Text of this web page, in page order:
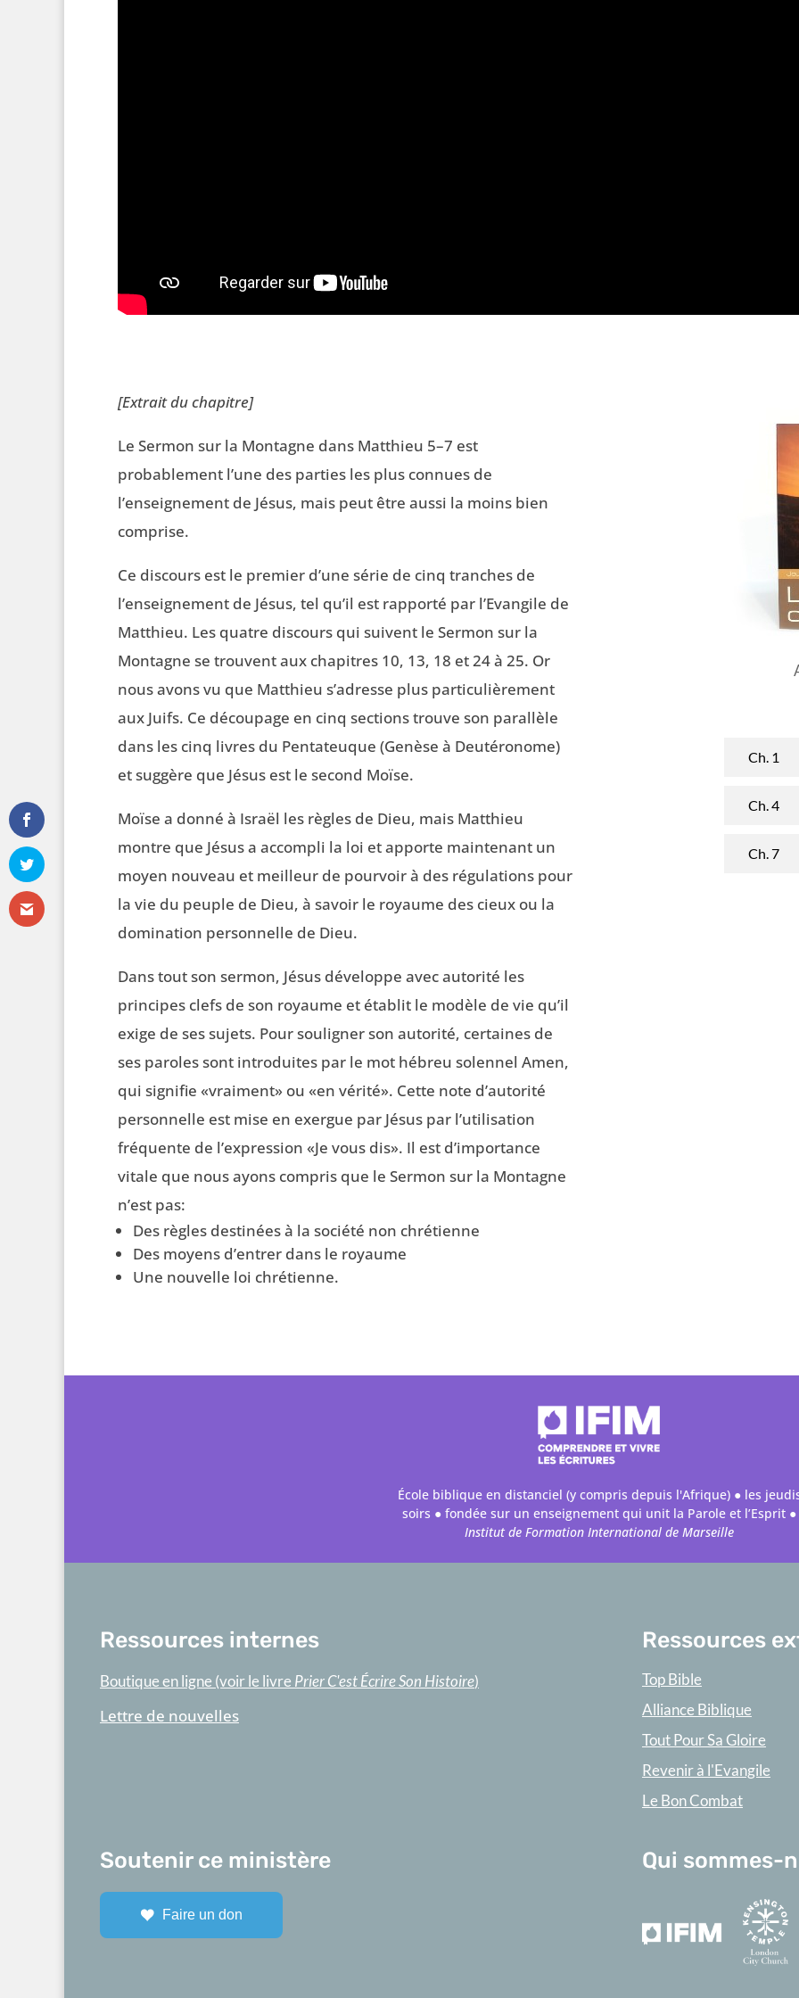
[Extrait du chapitre]
Le Sermon sur la Montagne dans Matthieu 5–7 est
probablement l’une des parties les plus connues de
l’enseignement de Jésus, mais peut être aussi la moins bien
comprise.
Ce discours est le premier d’une série de cinq tranches de
l’enseignement de Jésus, tel qu’il est rapporté par l’Evangile de
Matthieu. Les quatre discours qui suivent le Sermon sur la
Montagne se trouvent aux chapitres 10, 13, 18 et 24 à 25. Or
nous avons vu que Matthieu s’adresse plus particulièrement
aux Juifs. Ce découpage en cinq sections trouve son parallèle
dans les cinq livres du Pentateuque (Genèse à Deutéronome)
et suggère que Jésus est le second Moïse.
Moïse a donné à Israël les règles de Dieu, mais Matthieu
montre que Jésus a accompli la loi et apporte maintenant un
moyen nouveau et meilleur de pourvoir à des régulations pour
la vie du peuple de Dieu, à savoir le royaume des cieux ou la
domination personnelle de Dieu.
Dans tout son sermon, Jésus développe avec autorité les
principes clefs de son royaume et établit le modèle de vie qu’il
exige de ses sujets. Pour souligner son autorité, certaines de
ses paroles sont introduites par le mot hébreu solennel Amen,
qui signifie «vraiment» ou «en vérité». Cette note d’autorité
personnelle est mise en exergue par Jésus par l’utilisation
fréquente de l’expression «Je vous dis». Il est d’importance
vitale que nous ayons compris que le Sermon sur la Montagne
n’est pas:
Des règles destinées à la société non chrétienne
Des moyens d’entrer dans le royaume
Une nouvelle loi chrétienne.
Ch. 1
Ch. 4
Ch. 7
École biblique en distanciel (y compris depuis l'Afrique) ● les
soirs ● fondée sur un enseignement qui unit la Parole et l’Esprit ●
Institut de Formation International de Marseille
Ressources internes
Boutique en ligne (voir le livre Prier C'est Écrire Son Histoire)
Lettre de nouvelles
Ressources
Top Bible
Alliance Biblique
Tout Pour Sa Gloire
Revenir à l'Evangile
Le Bon Combat
Soutenir ce ministère
Faire un don
Qui sommes-